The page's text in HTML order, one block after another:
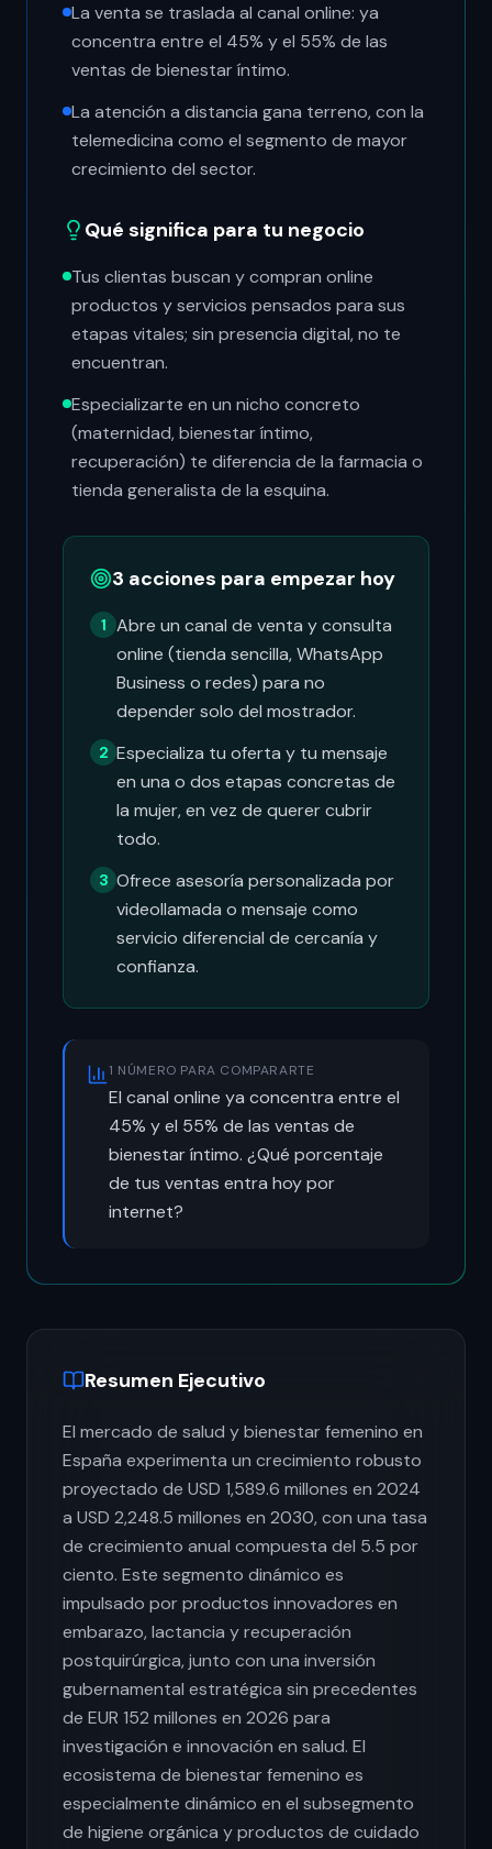
La venta se traslada al canal online: ya
concentra entre el 45% y el 55% de las
ventas de bienestar íntimo.
La atención a distancia gana terreno, con la
telemedicina como el segmento de mayor
crecimiento del sector.
Qué significa para tu negocio
Tus clientas buscan y compran online
productos y servicios pensados para sus
etapas vitales; sin presencia digital, no te
encuentran.
Especializarte en un nicho concreto
(maternidad, bienestar íntimo,
recuperación) te diferencia de la farmacia o
tienda generalista de la esquina.
3 acciones para empezar hoy
1 Abre un canal de venta y consulta
online (tienda sencilla, WhatsApp
Business o redes) para no
depender solo del mostrador.
2 Especializa tu oferta y tu mensaje
en una o dos etapas concretas de
la mujer, en vez de querer cubrir
todo.
3 Ofrece asesoría personalizada por
videollamada o mensaje como
servicio diferencial de cercanía y
confianza.
1 NÚMERO PARA COMPARARTE
El canal online ya concentra entre el
45% y el 55% de las ventas de
bienestar íntimo. ¿Qué porcentaje
de tus ventas entra hoy por
internet?
Resumen Ejecutivo
El mercado de salud y bienestar femenino en
España experimenta un crecimiento robusto
proyectado de USD 1,589.6 millones en 2024
a USD 2,248.5 millones en 2030, con una tasa
de crecimiento anual compuesta del 5.5 por
ciento. Este segmento dinámico es
impulsado por productos innovadores en
embarazo, lactancia y recuperación
postquirúrgica, junto con una inversión
gubernamental estratégica sin precedentes
de EUR 152 millones en 2026 para
investigación e innovación en salud. El
ecosistema de bienestar femenino es
especialmente dinámico en el subsegmento
de higiene orgánica y productos de cuidado